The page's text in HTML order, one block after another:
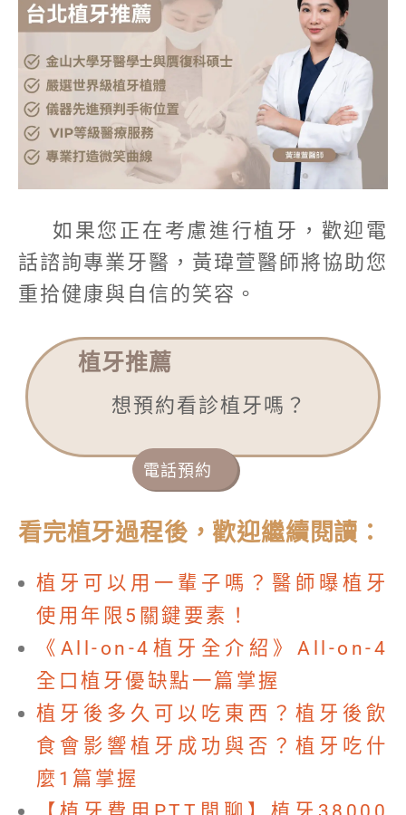
如果您正在考慮進行植牙，歡迎電
話諮詢專業牙醫，黃瑋萱醫師將協助您
重拾健康與自信的笑容。
植牙推薦
想預約看診植牙嗎？
電話預約
看完植牙過程後，歡迎繼續閱讀：
植牙可以用一輩子嗎？醫師曝植牙
使用年限5關鍵要素！
《All-on-4植牙全介紹》All-on-4
全口植牙優缺點一篇掌握
植牙後多久可以吃東西？植牙後飲
食會影響植牙成功與否？植牙吃什
麼1篇掌握